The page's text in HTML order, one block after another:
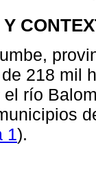
218 mil
río
1).